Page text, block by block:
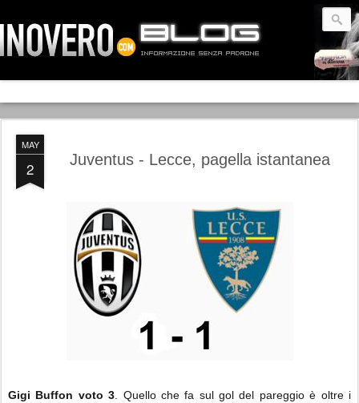
MAY
2 Juventus - Lecce, pagella istantanea
Gigi Buffon voto 3 . Quello che fa sul gol del pareggio è oltre i